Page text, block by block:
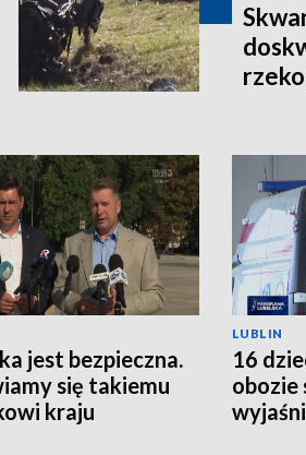
jest bezpieczna.
się takiemu
kraju
LUBLIN
16
obozie